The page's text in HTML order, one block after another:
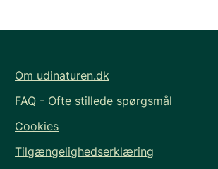
Om udinaturen.dk
FAQ - Ofte stillede spørgsmål
Cookies
Tilgængelighedserklæring